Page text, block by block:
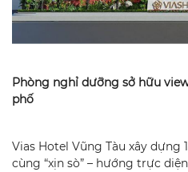
Phòng nghỉ dưỡng sở hữu
phố
Vias Hotel Vũng Tàu xây dựng
cùng “xịn sò” – hướng trực